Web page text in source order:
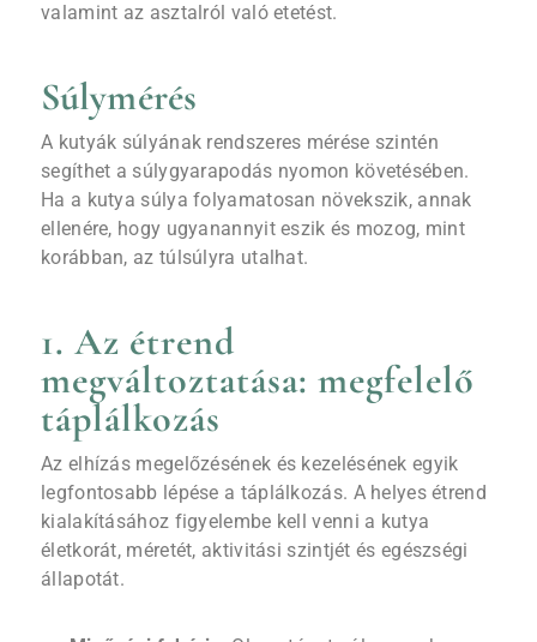
valamint az asztalról való etetést.
Súlymérés
A kutyák súlyának rendszeres mérése szintén
segíthet a súlygyarapodás nyomon követésében.
Ha a kutya súlya folyamatosan növekszik, annak
ellenére, hogy ugyanannyit eszik és mozog, mint
korábban, az túlsúlyra utalhat.
1. Az étrend
megváltoztatása: megfelelő
táplálkozás
Az elhízás megelőzésének és kezelésének egyik
legfontosabb lépése a táplálkozás. A helyes étrend
kialakításához figyelembe kell venni a kutya
életkorát, méretét, aktivitási szintjét és egészségi
állapotát.